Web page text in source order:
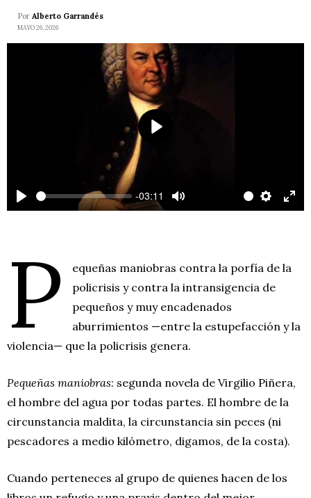
Por Alberto Garrandés
MAYO 26, 2026
P
y
-03:11
M
e
S
t
i
g
E
e
u
s
y
P
equeñas maniobras contra la porfía de la
policrisis y contra la intransigencia de
pequeños y muy encadenados
aburrimientos —entre la estupefacción y la
violencia— que la policrisis genera.
Pequeñas maniobras: segunda novela de Virgilio Piñera,
el hombre del agua por todas partes. El hombre de la
circunstancia maldita, la circunstancia sin peces (ni
pescadores a medio kilómetro, digamos, de la costa).
Cuando perteneces al grupo de quienes hacen de los